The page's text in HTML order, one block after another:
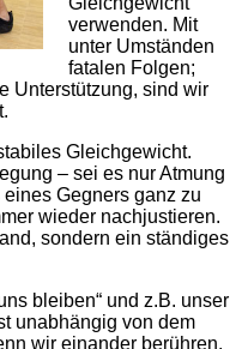
verwenden. Mit
unter Umständen
fatalen Folgen;
Unterstützung, sind wir
Gleichgewicht.
– sei es nur Atmung
Gegners ganz zu
wieder nachjustieren.
sondern ein ständiges
bleiben“ und z.B. unser
unabhängig von dem
wir einander berühren,